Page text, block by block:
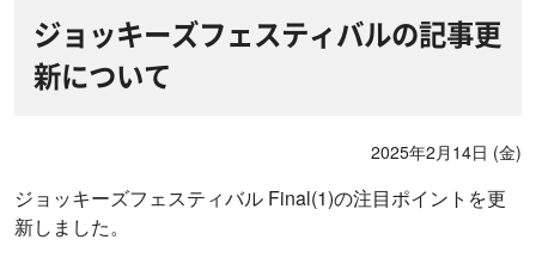
ジョッキーズフェスティバルの記事更
新について
2025年2月14日 (金)
ジョッキーズフェスティバル Final(1)の注目ポイントを更
新しました。